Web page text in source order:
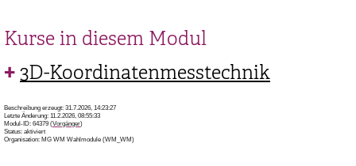
Kurse in diesem Modul
3D-Koordinatenmesstechnik
Beschreibung erzeugt: 31.7.2026, 14:23:27
Letzte Änderung: 11.2.2026, 08:55:33
Modul-ID: 64379 (Vorgänger)
Status: aktiviert
Organisation: MG WM Wahlmodule (WM_WM)